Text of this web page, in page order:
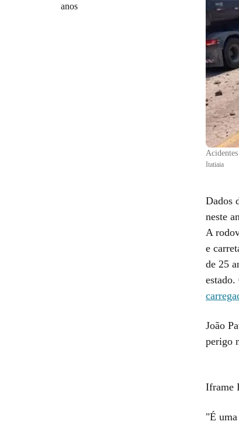
Itatiaia
Dados
neste
A
e
de 25
estado.
João
perigo
Iframe
"É
anos